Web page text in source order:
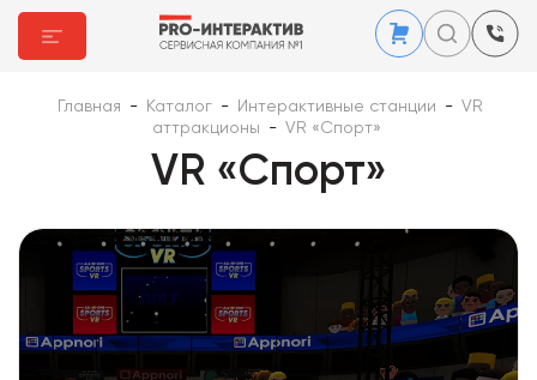
Главная - Каталог - Интерактивные станции - VR
аттракционы
- VR «Спорт»
VR «Спорт»